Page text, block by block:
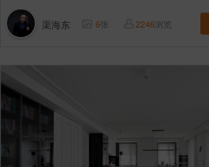
渠海东 6张 2246浏览